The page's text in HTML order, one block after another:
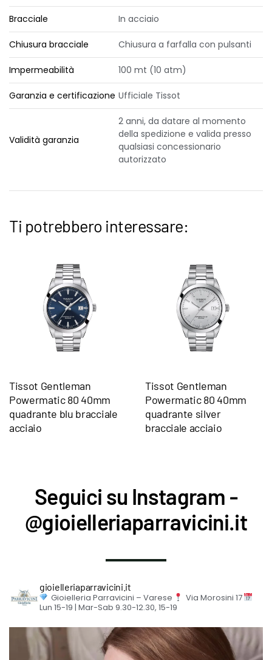
Bracciale In acciaio
Chiusura bracciale Chiusura a farfalla con pulsanti
Impermeabilità 100 mt (10 atm)
Garanzia e certificazione Ufficiale Tissot
Validità garanzia
2 anni, da datare al momento
della spedizione e valida presso
qualsiasi concessionario
autorizzato
Ti potrebbero interessare:
Tissot Gentleman
Powermatic 80 40mm
quadrante blu bracciale
acciaio
Tissot Gentleman
Powermatic 80 40mm
quadrante silver
bracciale acciaio
Seguici su Instagram -
@gioielleriaparravicini.it
gioielleriaparravicini.it
Gioielleria Parravicini – Varese
Via Morosini 17
Lun 15-19 | Mar-Sab 9.30-12.30, 15-19